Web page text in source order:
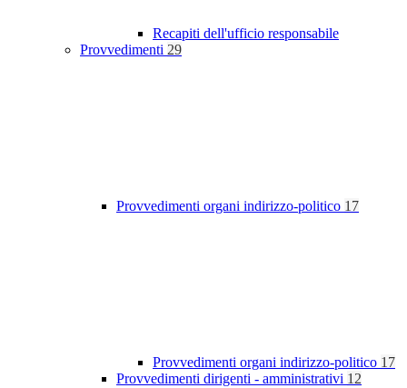
Recapiti dell'ufficio responsabile
Provvedimenti 29
Provvedimenti organi indirizzo-politico 17
Provvedimenti organi indirizzo-politico 17
Provvedimenti dirigenti - amministrativi 12